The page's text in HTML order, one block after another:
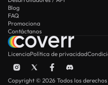
Blog
FAQ
Promociona
Contáctanos
LicenciaPolítica de privacidad
Copyright © 2026 Todos los